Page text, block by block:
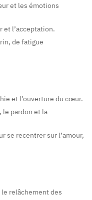
et les émotions
et l’acceptation.
de fatigue
et l’ouverture du cœur.
pardon et la
se recentrer sur l’amour,
relâchement des